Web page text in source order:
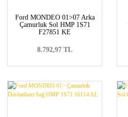
Ford MONDEO 01>07 Arka
Çamurluk Sol HMP 1S71
F27851 KE
8.792,97 TL